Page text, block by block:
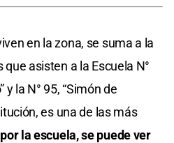
en la zona, se suma a la
asisten a la Escuela N°
y la N° 95, “Simón de
es una de las más
la escuela, se puede ver